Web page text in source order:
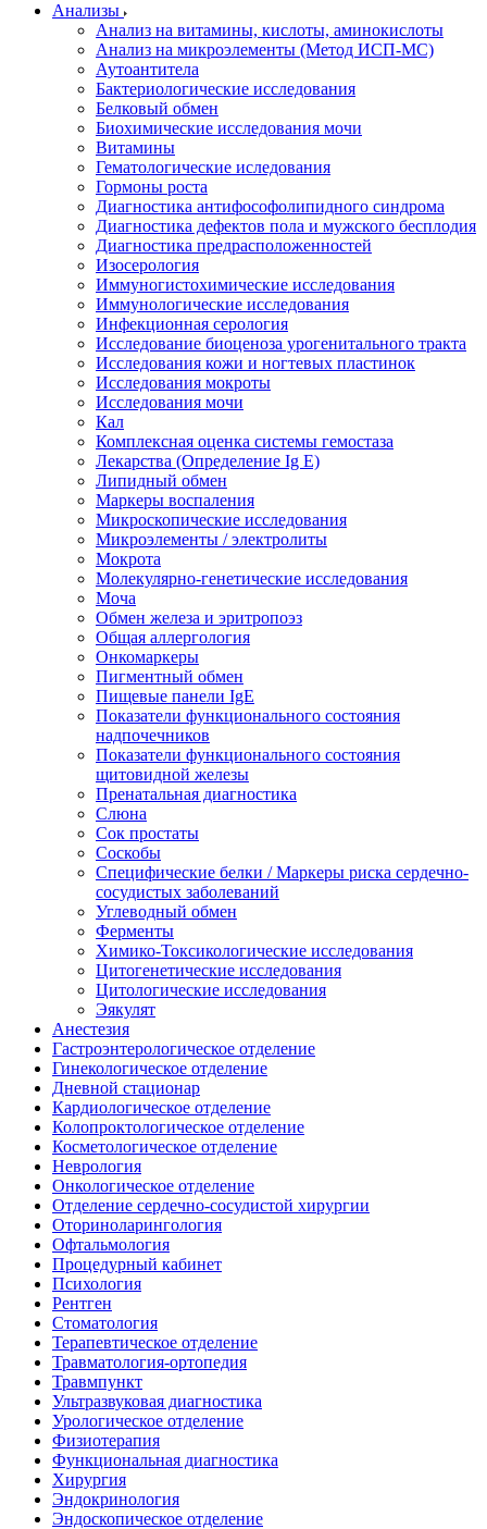
Анализы
Анализ на витамины, кислоты, аминокислоты
Анализ на микроэлементы (Метод ИСП-МС)
Аутоантитела
Бактериологические исследования
Белковый обмен
Биохимические исследования мочи
Витамины
Гематологические иследования
Гормоны роста
Диагностика антифософолипидного синдрома
Диагностика дефектов пола и мужского бесплодия
Диагностика предрасположенностей
Изосерология
Иммуногистохимические исследования
Иммунологические исследования
Инфекционная серология
Исследование биоценоза урогенитального тракта
Исследования кожи и ногтевых пластинок
Исследования мокроты
Исследования мочи
Кал
Комплексная оценка системы гемостаза
Лекарства (Определение Ig E)
Липидный обмен
Маркеры воспаления
Микроскопические исследования
Микроэлементы / электролиты
Мокрота
Молекулярно-генетические исследования
Моча
Обмен железа и эритропоэз
Общая аллергология
Онкомаркеры
Пигментный обмен
Пищевые панели IgE
Показатели функционального состояния
надпочечников
Показатели функционального состояния
щитовидной железы
Пренатальная диагностика
Слюна
Сок простаты
Соскобы
Специфические белки / Маркеры риска сердечно-
сосудистых заболеваний
Углеводный обмен
Ферменты
Химико-Токсикологические исследования
Цитогенетические исследования
Цитологические исследования
Эякулят
Анестезия
Гастроэнтерологическое отделение
Гинекологическое отделение
Дневной стационар
Кардиологическое отделение
Колопроктологическое отделение
Косметологическое отделение
Неврология
Онкологическое отделение
Отделение сердечно-сосудистой хирургии
Оториноларингология
Офтальмология
Процедурный кабинет
Психология
Рентген
Стоматология
Терапевтическое отделение
Травматология-ортопедия
Травмпункт
Ультразвуковая диагностика
Урологическое отделение
Физиотерапия
Функциональная диагностика
Хирургия
Эндокринология
Эндоскопическое отделение